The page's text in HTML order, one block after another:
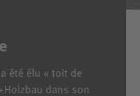
été élu « toit de
dans son